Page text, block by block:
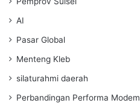
AI
Pasar Global
Menteng Kleb
silaturahmi daerah
Perbandingan Performa Modem